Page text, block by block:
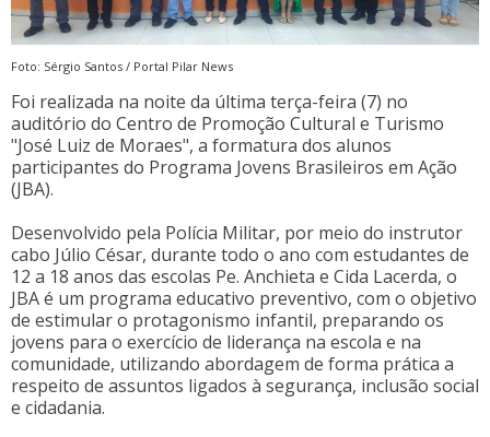
Foto: Sérgio Santos / Portal Pilar News
Foi realizada na noite da última terça-feira (7) no
auditório do Centro de Promoção Cultural e Turismo
"José Luiz de Moraes", a formatura dos alunos
participantes do Programa Jovens Brasileiros em Ação
(JBA).
Desenvolvido pela Polícia Militar, por meio do instrutor
cabo Júlio César, durante todo o ano com estudantes de
12 a 18 anos das escolas Pe. Anchieta e Cida Lacerda, o
JBA é um programa educativo preventivo, com o objetivo
de estimular o protagonismo infantil, preparando os
jovens para o exercício de liderança na escola e na
comunidade, utilizando abordagem de forma prática a
respeito de assuntos ligados à segurança, inclusão social
e cidadania.